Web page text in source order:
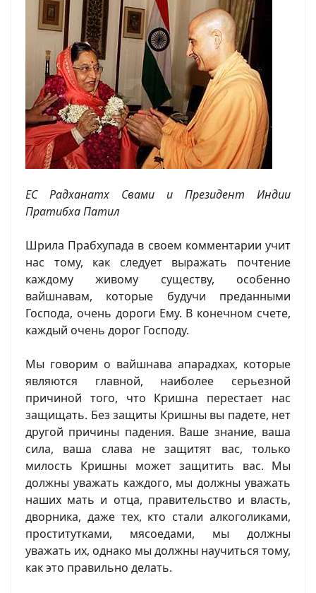
ЕС Радханатх Свами и Президент Индии
Пратибха Патил
Шрила Прабхупада в своем комментарии учит
нас тому, как следует выражать почтение
каждому живому существу, особенно
вайшнавам, которые будучи преданными
Господа, очень дороги Ему. В конечном счете,
каждый очень дорог Господу.
Мы говорим о вайшнава апарадхах, которые
являются главной, наиболее серьезной
причиной того, что Кришна перестает нас
защищать. Без защиты Кришны вы падете, нет
другой причины падения. Ваше знание, ваша
сила, ваша слава не защитят вас, только
милость Кришны может защитить вас. Мы
должны уважать каждого, мы должны уважать
наших мать и отца, правительство и власть,
дворника, даже тех, кто стали алкоголиками,
проститутками, мясоедами, мы должны
уважать их, однако мы должны научиться тому,
как это правильно делать.